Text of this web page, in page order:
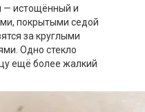
— истощённый и
покрытыми седой
за круглыми
Одно стекло
ещё более жалкий